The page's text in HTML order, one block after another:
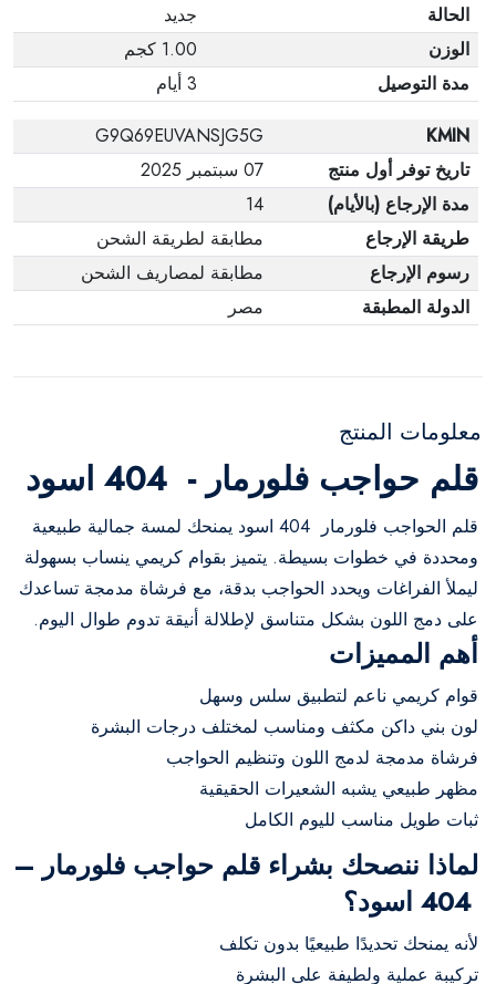
الحالة
جديد
الوزن
1.00 كجم
مدة التوصيل
3 أيام
KMIN
G9Q69EUVANSJG5G
تاريخ توفر أول منتج
07 سبتمبر 2025
مدة الإرجاع (بالأيام)
14
طريقة الإرجاع
مطابقة لطريقة الشحن
رسوم الإرجاع
مطابقة لمصاريف الشحن
الدولة المطبقة
مصر
معلومات المنتج
قلم حواجب فلورمار - 404 اسود
قلم الحواجب فلورمار 404 اسود يمنحك لمسة جمالية طبيعية
ومحددة في خطوات بسيطة. يتميز بقوام كريمي ينساب بسهولة
ليملأ الفراغات ويحدد الحواجب بدقة، مع فرشاة مدمجة تساعدك
على دمج اللون بشكل متناسق لإطلالة أنيقة تدوم طوال اليوم.
أهم المميزات
قوام كريمي ناعم لتطبيق سلس وسهل
لون بني داكن مكثف ومناسب لمختلف درجات البشرة
فرشاة مدمجة لدمج اللون وتنظيم الحواجب
مظهر طبيعي يشبه الشعيرات الحقيقية
ثبات طويل مناسب لليوم الكامل
لماذا ننصحك بشراء قلم حواجب فلورمار –
404 اسود؟
لأنه يمنحك تحديدًا طبيعيًا بدون تكلف
تركيبة عملية ولطيفة على البشرة